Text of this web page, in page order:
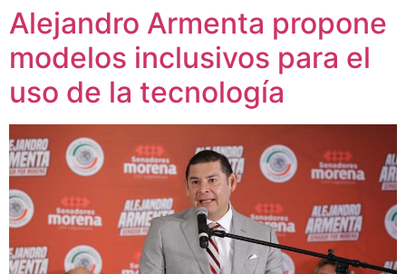
Alejandro Armenta propone
modelos inclusivos para el
uso de la tecnología